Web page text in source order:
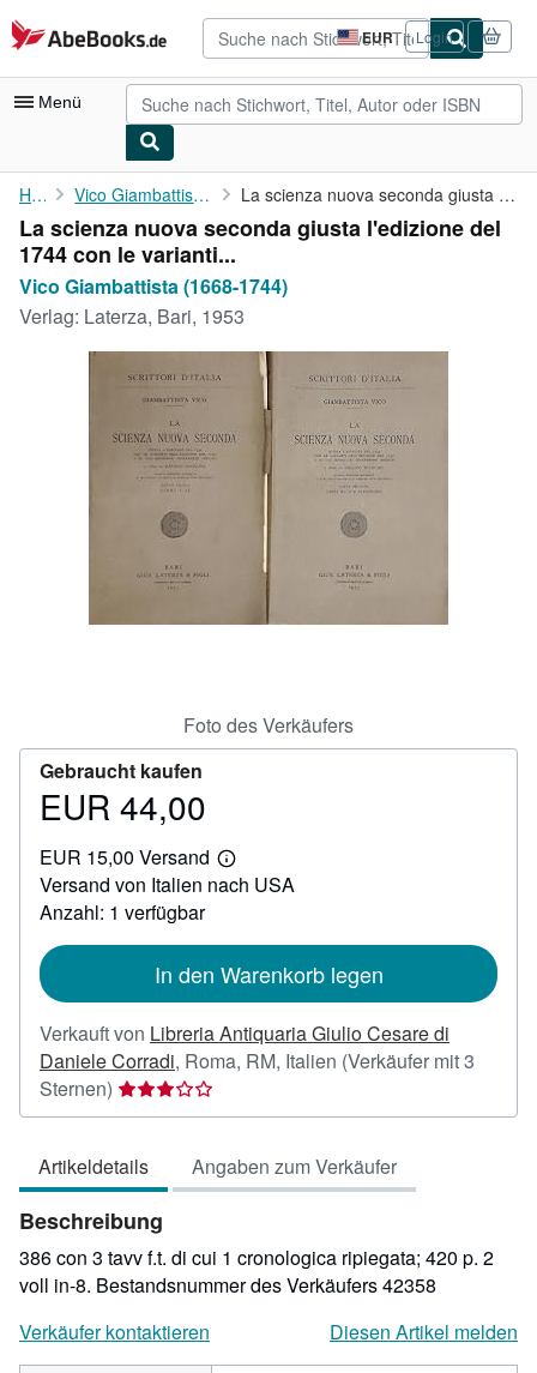
Zum Hauptinhalt
AbeBooks.de EUR
Seite
der
Einkaufseinstellungen.
Login
Menü
Nutzerkonto
Meine Bestellungen
Detailsuche
Sammlungen
Antiquarische Bücher
Kunst & Sammlerstücke
Verkäufer werden
SCHLIESSEN
Home Vico Giambattista (1668-1744) La scienza nuova seconda giusta l'edizione del 1744 con le ...
La scienza nuova seconda giusta l'edizione del
1744 con le varianti...
Vico Giambattista (1668-1744)
Verlag: Laterza, Bari, 1953
Foto des Verkäufers
Gebraucht kaufen
Preis
44,00
EUR 44,00
EUR 15,00 Versand
Weitere
Informationen
Versand von Italien nach USA
Anzahl: 1 verfügbar
In den Warenkorb legen
Verkauft von Libreria Antiquaria Giulio Cesare di
Daniele Corradi, Roma, RM, Italien (Verkäufer mit 3
Sternen) Verkäuferbewertung
3
5
Sternen
Artikeldetails Angaben zum Verkäufer
Beschreibung
386 con 3 tavv f.t. di cui 1 cronologica ripiegata; 420 p. 2
voll in-8. Bestandsnummer des Verkäufers 42358
Verkäufer kontaktieren
Diesen Artikel melden